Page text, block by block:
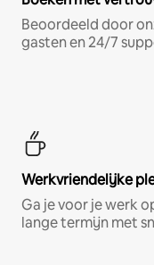
Beoordeeld door
gasten en 24/7
Werkvriendelijke
Ga je voor je werk
lange termijn met